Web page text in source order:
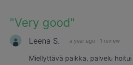
"Very good"
Leena S. a year ago · 1 review
Miellyttävä paikka, palvelu